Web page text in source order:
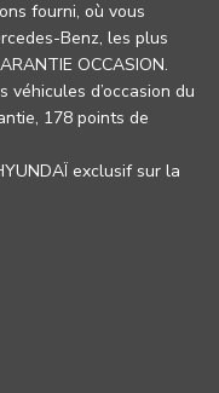
fourni, où vous
Benz, les plus
OCCASION.
d’occasion du
178 points de
exclusif sur la